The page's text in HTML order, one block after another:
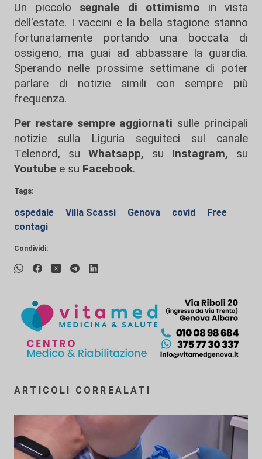
Un piccolo segnale di ottimismo in vista
dell'estate. I vaccini e la bella stagione stanno
fortunatamente portando una boccata di
ossigeno, ma guai ad abbassare la guardia.
Sperando nelle prossime settimane di poter
parlare di notizie simili con sempre più
frequenza.
Per restare sempre aggiornati sulle principali
notizie sulla Liguria seguiteci sul canale
Telenord, su
Whatsapp, su Instagram, su
Youtube e su Facebook.
Tags:
ospedale Villa Scassi Genova covid
Free
contagi
Condividi:
ARTICOLI CORREALATI